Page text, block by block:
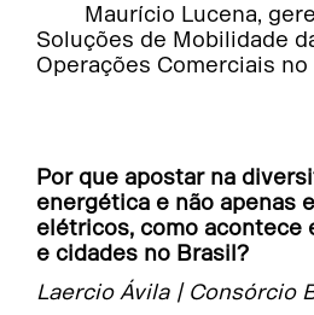
Maurício Lucena,
Soluções de Mobilidade
Operações Comerciais no
Por que apostar na
energética e não apenas
elétricos, como acontece
e cidades no Brasil?
Laercio Ávila | Consórcio